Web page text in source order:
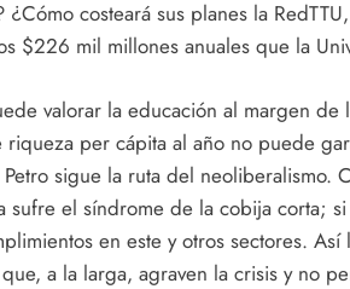
¿Cómo costeará sus planes la
$226 mil millones anuales que la
valorar la educación al margen de
per cápita al año no puede
sigue la ruta del neoliberalismo.
sufre el síndrome de la cobija corta;
en este y otros sectores.
a la larga, agraven la crisis y no